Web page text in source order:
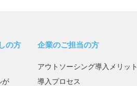
の方
が
企業のご担当の方
アウトソーシング導入メリット
導入プロセス